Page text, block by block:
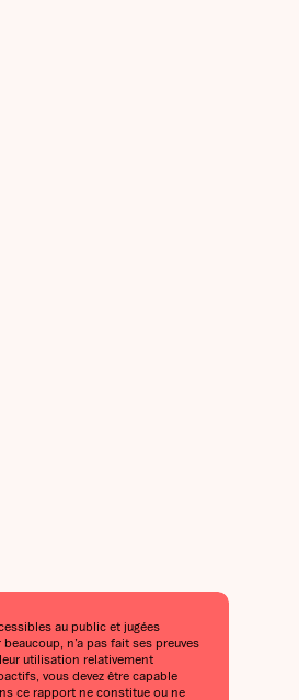
au public et jugées
n’a pas fait ses preuves
utilisation relativement
vous devez être capable
ce rapport ne constitue ou ne